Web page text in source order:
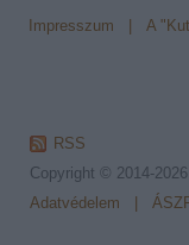
Impresszum A
RSS
Copyright © 2014-2026
Adatvédelem